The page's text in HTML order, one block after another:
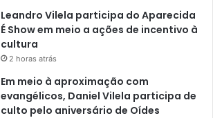
Leandro Vilela participa do Aparecida
É Show em meio a ações de incentivo à
cultura
2 horas atrás
Em meio à aproximação com
evangélicos, Daniel Vilela participa de
culto pelo aniversário de Oídes